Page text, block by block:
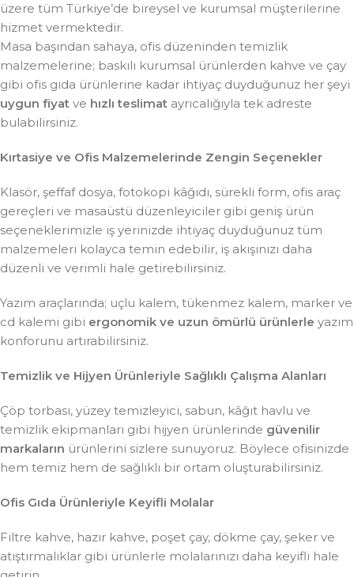
üzere tüm Türkiye’de bireysel ve kurumsal müşterilerine
hizmet vermektedir.
Masa başından sahaya, ofis düzeninden temizlik
malzemelerine; baskılı kurumsal ürünlerden kahve ve çay
gibi ofis gıda ürünlerine kadar ihtiyaç duyduğunuz her şeyi
uygun fiyat ve hızlı teslimat ayrıcalığıyla tek adreste
bulabilirsiniz.
Kırtasiye ve Ofis Malzemelerinde Zengin Seçenekler
Klasör, şeffaf dosya, fotokopi kâğıdı, sürekli form, ofis araç
gereçleri ve masaüstü düzenleyiciler gibi geniş ürün
seçeneklerimizle iş yerinizde ihtiyaç duyduğunuz tüm
malzemeleri kolayca temin edebilir, iş akışınızı daha
düzenli ve verimli hale getirebilirsiniz.
Yazım araçlarında; uçlu kalem, tükenmez kalem, marker ve
cd kalemi gibi ergonomik ve uzun ömürlü ürünlerle yazım
konforunu artırabilirsiniz.
Temizlik ve Hijyen Ürünleriyle Sağlıklı Çalışma Alanları
Çöp torbası, yüzey temizleyici, sabun, kâğıt havlu ve
temizlik ekipmanları gibi hijyen ürünlerinde güvenilir
markaların ürünlerini sizlere sunuyoruz. Böylece ofisinizde
hem temiz hem de sağlıklı bir ortam oluşturabilirsiniz.
Ofis Gıda Ürünleriyle Keyifli Molalar
Filtre kahve, hazır kahve, poşet çay, dökme çay, şeker ve
atıştırmalıklar gibi ürünlerle molalarınızı daha keyifli hale